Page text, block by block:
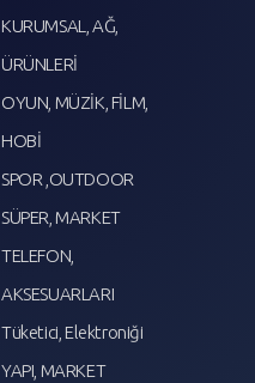
KURUMSAL, AĞ,
ÜRÜNLERİ
OYUN, MÜZİK, FİLM,
HOBİ
SPOR ,OUTDOOR
SÜPER, MARKET
TELEFON,
AKSESUARLARI
Tüketici, Elektroniği
YAPI, MARKET